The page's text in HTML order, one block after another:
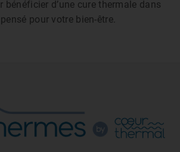
bénéficier d’une cure thermale dans
pour votre bien-être.